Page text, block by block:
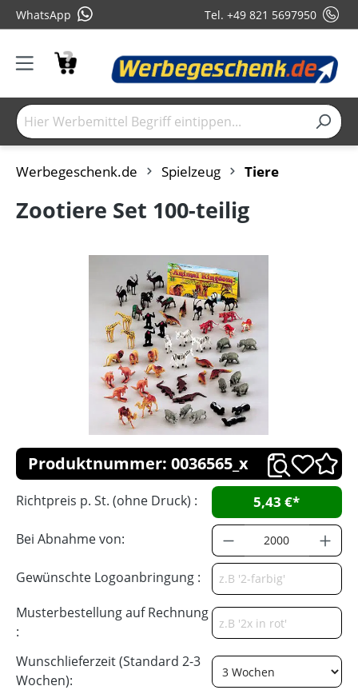
WhatsApp Tel. +49 821 5697950
Werbegeschenk.de Spielzeug Tiere
Zootiere Set 100-teilig
Produktnummer: 0036565_x
Richtpreis p. St. (ohne Druck) : 5,43 €*
Bei Abnahme von:
Gewünschte Logoanbringung :
Musterbestellung auf Rechnung
:
Wunschlieferzeit (Standard 2-3
Wochen):